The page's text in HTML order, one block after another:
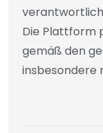
Die Plattform
gemäß den
insbesondere